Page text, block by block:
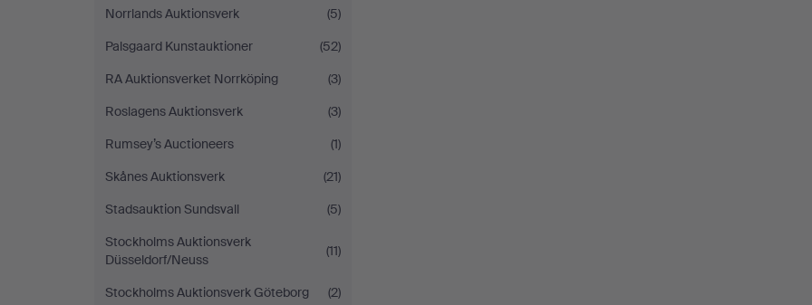
Norrlands Auktionsverk
(5)
Palsgaard Kunstauktioner
(52)
RA Auktionsverket Norrköping
(3)
Roslagens Auktionsverk
(3)
Rumsey’s Auctioneers
(1)
Skånes Auktionsverk
(21)
Stadsauktion Sundsvall
(5)
Stockholms Auktionsverk
Düsseldorf/Neuss
(11)
Stockholms Auktionsverk Göteborg
(2)